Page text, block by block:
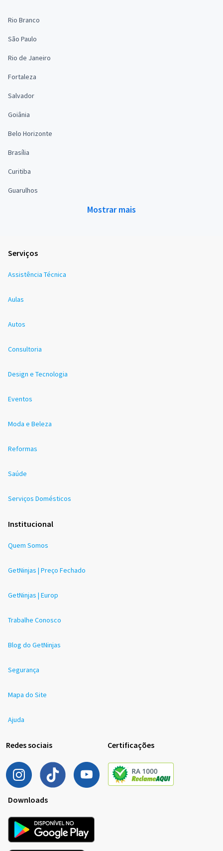
Rio Branco
São Paulo
Rio de Janeiro
Fortaleza
Salvador
Goiânia
Belo Horizonte
Brasília
Curitiba
Guarulhos
Mostrar mais
Serviços
Assistência Técnica
Aulas
Autos
Consultoria
Design e Tecnologia
Eventos
Moda e Beleza
Reformas
Saúde
Serviços Domésticos
Institucional
Quem Somos
GetNinjas | Preço Fechado
GetNinjas | Europ
Trabalhe Conosco
Blog do GetNinjas
Segurança
Mapa do Site
Ajuda
Redes sociais Certificações
Downloads